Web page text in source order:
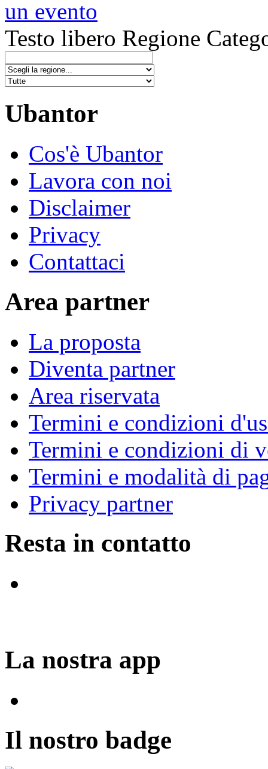
un evento
Testo libero Regione
Ubantor
Cos'è Ubantor
Lavora con noi
Disclaimer
Privacy
Contattaci
Area partner
La proposta
Diventa partner
Area riservata
Termini e condizioni
Termini e condizioni di
Termini e modalità di
Privacy partner
Resta in contatto
La nostra app
Il nostro badge